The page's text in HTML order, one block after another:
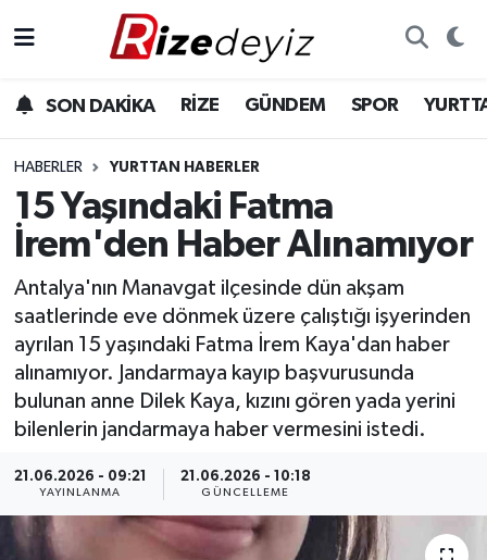
SON DAKİKA RİZE GÜNDEM SPOR
HABERLER YURTTAN HABERLER
15 Yaşındaki Fatma
İrem'den Haber Alınamıyor
Antalya'nın Manavgat ilçesinde dün akşam
saatlerinde eve dönmek üzere çalıştığı işyerinden
ayrılan 15 yaşındaki Fatma İrem Kaya'dan haber
alınamıyor. Jandarmaya kayıp başvurusunda
bulunan anne Dilek Kaya, kızını gören yada yerini
bilenlerin jandarmaya haber vermesini istedi.
21.06.2026 - 09:21
YAYINLANMA
21.06.2026 - 10:18
GÜNCELLEME
Gündem
Yurttan Haberler
Ekonomi
Teknoloji
Sağlık
Rize Hava Durumu
Rize Trafik Yoğunluk Haritası
Süper Lig Puan Durumu ve Fikstür
Tüm Manşetler
Son Dakika Haberleri